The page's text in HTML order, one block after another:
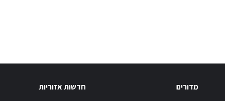
מדורים חדשות אזוריות